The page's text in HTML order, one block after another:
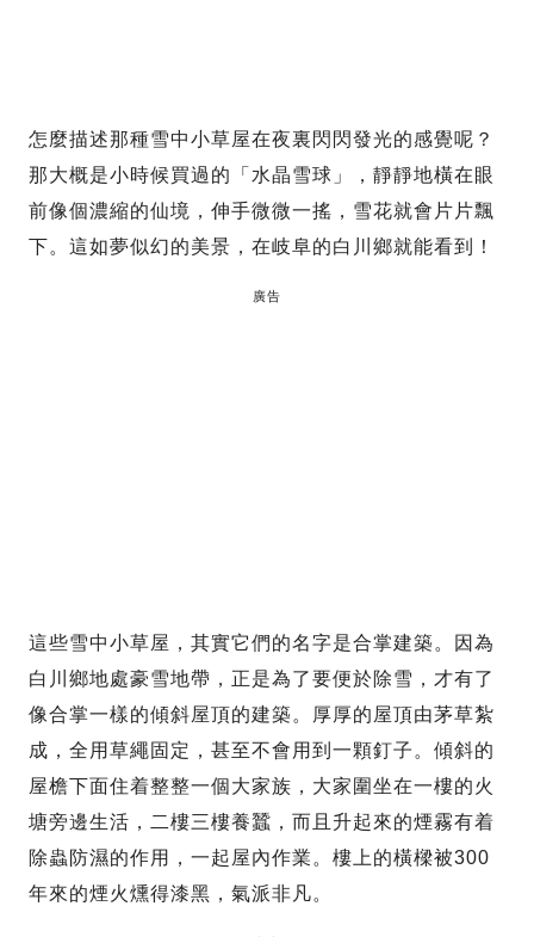
怎麼描述那種雪中小草屋在夜裏閃閃發光的感覺呢？
那大概是小時候買過的「水晶雪球」，靜靜地橫在眼
前像個濃縮的仙境，伸手微微一搖，雪花就會片片飄
下。這如夢似幻的美景，在岐阜的白川鄉就能看到！
廣告
這些雪中小草屋，其實它們的名字是合掌建築。因為
白川鄉地處豪雪地帶，正是為了要便於除雪，才有了
像合掌一樣的傾斜屋頂的建築。厚厚的屋頂由茅草紮
成，全用草繩固定，甚至不會用到一顆釘子。傾斜的
屋檐下面住着整整一個大家族，大家圍坐在一樓的火
塘旁邊生活，二樓三樓養蠶，而且升起來的煙霧有着
除蟲防濕的作用，一起屋內作業。樓上的橫樑被300
年來的煙火燻得漆黑，氣派非凡。